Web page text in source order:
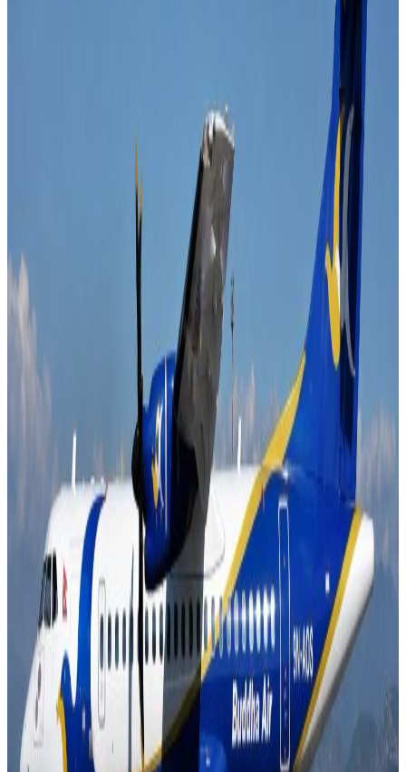
काठमाडौं । प्रतिनिधिसभा विघटन र प्रधानमन्त्रीमा सुशीला कार्कीको
नियुक्तिविरुद्ध परेका रिटउपर सुनुवाइका लागि संवैधानिक इजलास
गठन भएको छ ।
प्रधानन्यायाधीश प्रकाशमान सिंह राउतको नेतृत्वमा गठन भएको
इजलासमा न्यायाधीशहरू सपनाप्रधान मल्ल, कुमार रेग्मी, हरिप्रसाद
फुयाल र मनोजकुमार शर्मा रहनुभएको छ ।प्रतिनिधिसभा
विघटनविरुद्ध सर्वोच्च अदालतमा दर्ता भएका १६ वटा रिटमा
बुधबारदेखि नै एकमुष्टरूपमा प्रारम्भिक सुनुवाइ सुरु भएको छ ।
यस वेवसाइटमा प्रकाशित समाचार, विचार र लेखबारे तपाईंको कुनै
प्रतिक्रिया, गुनासो, सुझाव र सल्लाह छन् भने कृपया हामीलाई निम्न ईमेलमा
पठाउनुहोला । तपाईंको सहयोगले हामीलाई निष्पक्ष र तटस्थ पत्रकारिता गर्न
टेवा पुग्नेछ । सम्पर्क इमेल :info@nepaltube.com.au
शेयर:
प्रतिक्रिया दिनुहोस
टिप्पणीहरू लोड हुँदैछ…